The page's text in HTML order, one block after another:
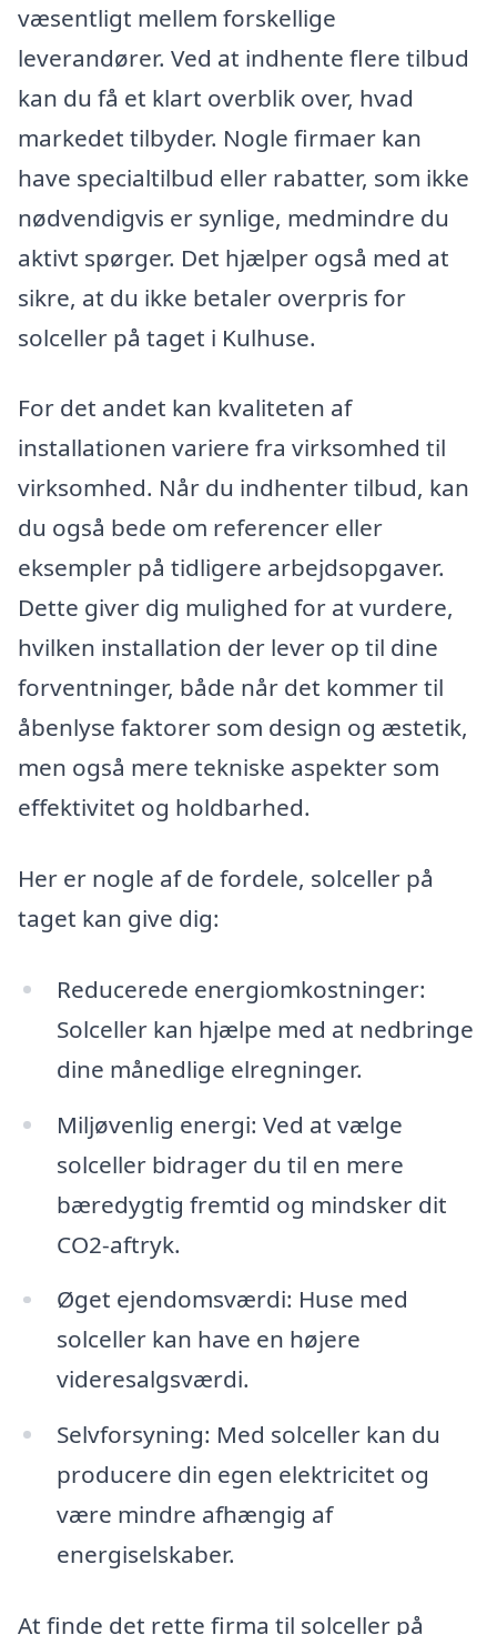
væsentligt mellem forskellige
leverandører. Ved at indhente flere tilbud
kan du få et klart overblik over, hvad
markedet tilbyder. Nogle firmaer kan
have specialtilbud eller rabatter, som ikke
nødvendigvis er synlige, medmindre du
aktivt spørger. Det hjælper også med at
sikre, at du ikke betaler overpris for
solceller på taget i Kulhuse.
For det andet kan kvaliteten af
installationen variere fra virksomhed til
virksomhed. Når du indhenter tilbud, kan
du også bede om referencer eller
eksempler på tidligere arbejdsopgaver.
Dette giver dig mulighed for at vurdere,
hvilken installation der lever op til dine
forventninger, både når det kommer til
åbenlyse faktorer som design og æstetik,
men også mere tekniske aspekter som
effektivitet og holdbarhed.
Her er nogle af de fordele, solceller på
taget kan give dig:
Reducerede energiomkostninger:
Solceller kan hjælpe med at nedbringe
dine månedlige elregninger.
Miljøvenlig energi: Ved at vælge
solceller bidrager du til en mere
bæredygtig fremtid og mindsker dit
CO2-aftryk.
Øget ejendomsværdi: Huse med
solceller kan have en højere
videresalgsværdi.
Selvforsyning: Med solceller kan du
producere din egen elektricitet og
være mindre afhængig af
energiselskaber.
At finde det rette firma til solceller på